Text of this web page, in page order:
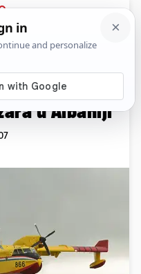
Komentari
HRZ-a
u Albaniji